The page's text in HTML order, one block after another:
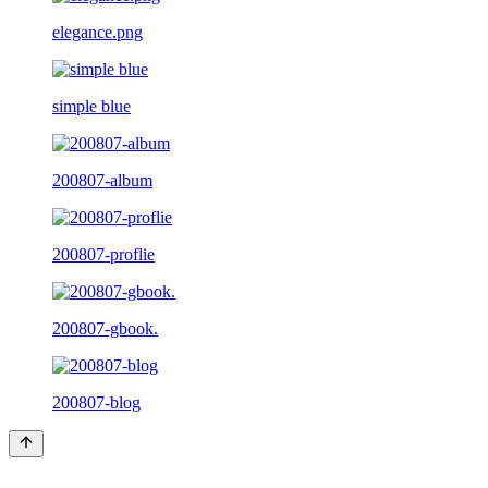
elegance.png
simple blue
200807-album
200807-proflie
200807-gbook.
200807-blog